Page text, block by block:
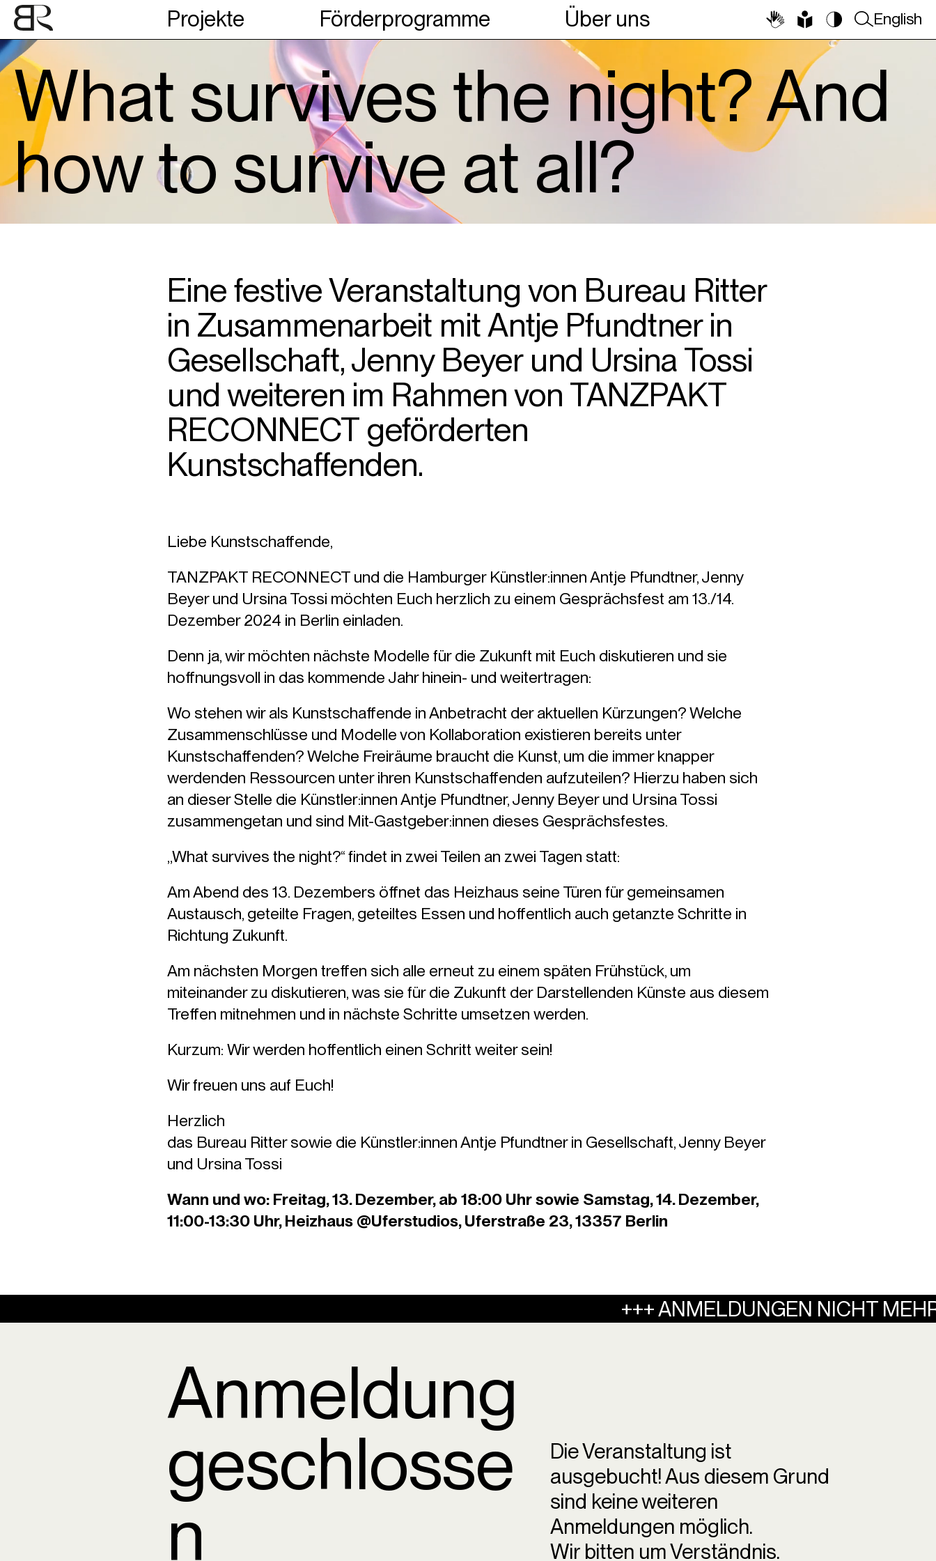
Projekte Förderprogramme Über uns English
What survives the night? And
how to survive at all?
Eine festive Veranstaltung von Bureau Ritter
in Zusammenarbeit mit Antje Pfundtner in
Gesellschaft, Jenny Beyer und Ursina Tossi
und weiteren im Rahmen von TANZPAKT
RECONNECT geförderten
Kunstschaffenden.
Liebe Kunstschaffende,
TANZPAKT RECONNECT und die Hamburger Künstler:innen Antje Pfundtner, Jenny
Beyer und Ursina Tossi möchten Euch herzlich zu einem Gesprächsfest am 13./14.
Dezember 2024 in Berlin einladen.
Denn ja, wir möchten nächste Modelle für die Zukunft mit Euch diskutieren und sie
hoffnungsvoll in das kommende Jahr hinein- und weitertragen:
Wo stehen wir als Kunstschaffende in Anbetracht der aktuellen Kürzungen? Welche
Zusammenschlüsse und Modelle von Kollaboration existieren bereits unter
Kunstschaffenden? Welche Freiräume braucht die Kunst, um die immer knapper
werdenden Ressourcen unter ihren Kunstschaffenden aufzuteilen? Hierzu haben sich
an dieser Stelle die Künstler:innen Antje Pfundtner, Jenny Beyer und Ursina Tossi
zusammengetan und sind Mit-Gastgeber:innen dieses Gesprächsfestes.
„What survives the night?“ findet in zwei Teilen an zwei Tagen statt:
Am Abend des 13. Dezembers öffnet das Heizhaus seine Türen für gemeinsamen
Austausch, geteilte Fragen, geteiltes Essen und hoffentlich auch getanzte Schritte in
Richtung Zukunft.
Am nächsten Morgen treffen sich alle erneut zu einem späten Frühstück, um
miteinander zu diskutieren, was sie für die Zukunft der Darstellenden Künste aus diesem
Treffen mitnehmen und in nächste Schritte umsetzen werden.
Kurzum: Wir werden hoffentlich einen Schritt weiter sein!
Wir freuen uns auf Euch!
Herzlich
das Bureau Ritter sowie die Künstler:innen Antje Pfundtner in Gesellschaft, Jenny Beyer
und Ursina Tossi
Wann und wo: Freitag, 13. Dezember, ab 18:00 Uhr sowie Samstag, 14. Dezember,
11:00-13:30 Uhr, Heizhaus @Uferstudios, Uferstraße 23, 13357 Berlin
+++ ANMELDUNGEN NICHT MEHR
Anmeldung
geschlosse
n
Die Veranstaltung ist
ausgebucht! Aus diesem Grund
sind keine weiteren
Anmeldungen möglich.
Wir bitten um Verständnis.